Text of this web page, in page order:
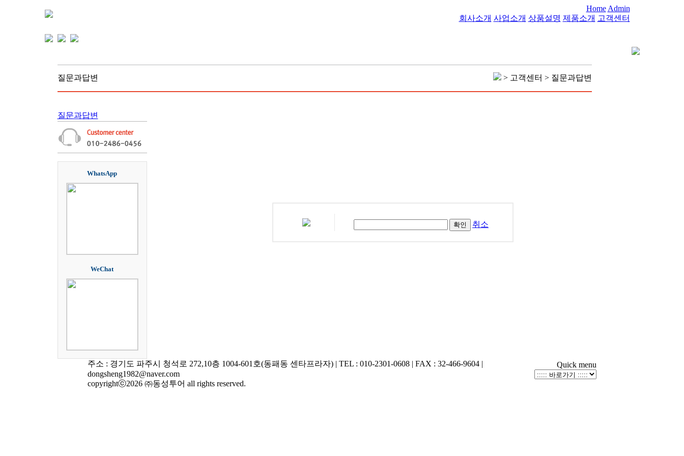
Home Admin
회사소개 사업소개 상품설명 제품소개 고객센터
질문과답변 > 고객센터 > 질문과답변
질문과답변
WhatsApp
WeChat
확인 취소
주소 : 경기도 파주시 청석로 272,10층 1004-601호(동패동 센타프라자) | TEL : 010-2301-0608 | FAX : 32-466-9604 |
dongsheng1982@naver.com
copyrightⓒ2026 ㈜동성투어 all rights reserved.
Quick menu